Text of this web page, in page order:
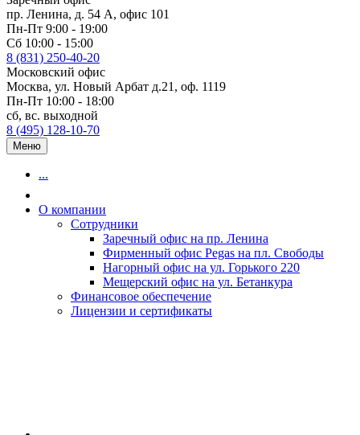
пр. Ленина, д. 54 А, офис 101
Пн-Пт 9:00 - 19:00
Сб 10:00 - 15:00
8 (831) 250-40-20
Московский офис
Москва, ул. Новый Арбат д.21, оф. 1119
Пн-Пт 10:00 - 18:00
сб, вс. выходной
8 (495) 128-10-70
Меню
...
О компании
Сотрудники
Заречный офис на пр. Ленина
Фирменный офис Pegas на пл. Свободы
Нагорный офис на ул. Горького 220
Мещерский офис на ул. Бетанкура
Финансовое обеспечение
Лицензии и сертификаты